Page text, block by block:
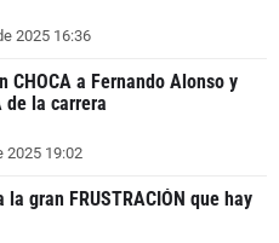
2025 16:36
CHOCA a Fernando Alonso y
de la carrera
2025 19:02
la gran FRUSTRACIÓN que hay